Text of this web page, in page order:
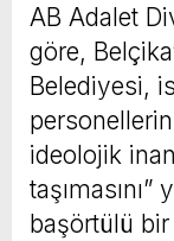
AB Adalet
göre,
Belediyesi,
ideolojik
taşımasını”
başörtülü